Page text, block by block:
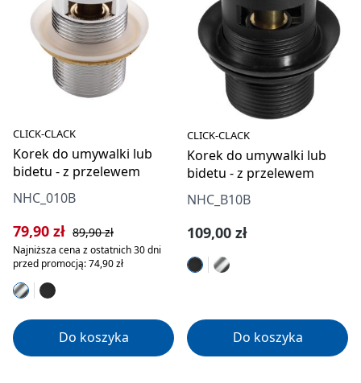
CLICK-CLACK
Korek do umywalki lub
bidetu - z przelewem
NHC_010B
Cena sprzedaży:
79,90 zł Cena regularna:
89,90 zł
Najniższa cena z ostatnich 30 dni
przed promocją: 74,90 zł
Do koszyka
CLICK-CLACK
Korek do umywalki lub
bidetu - z przelewem
NHC_B10B
Cena regularna:
109,00 zł
Do koszyka